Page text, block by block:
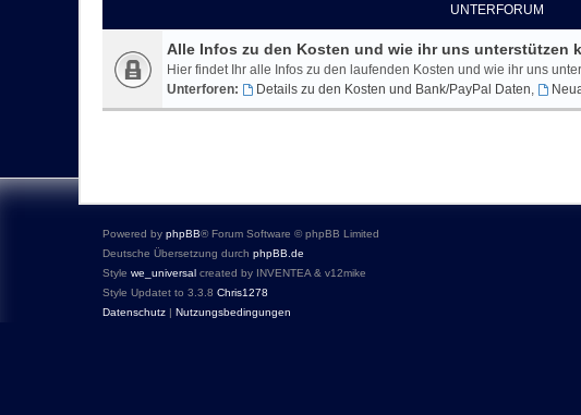
UNTERFORUM
Alle Infos zu den Kosten und wie ihr uns unterstützen
Hier findet Ihr alle Infos zu den laufenden Kosten und wie ihr uns
Unterforen:
Details zu den Kosten und Bank/PayPal Daten,
Powered by phpBB® Forum Software © phpBB Limited
Deutsche Übersetzung durch phpBB.de
Style we_universal created by INVENTEA & v12mike
Style Updatet to 3.3.8 Chris1278
Datenschutz | Nutzungsbedingungen